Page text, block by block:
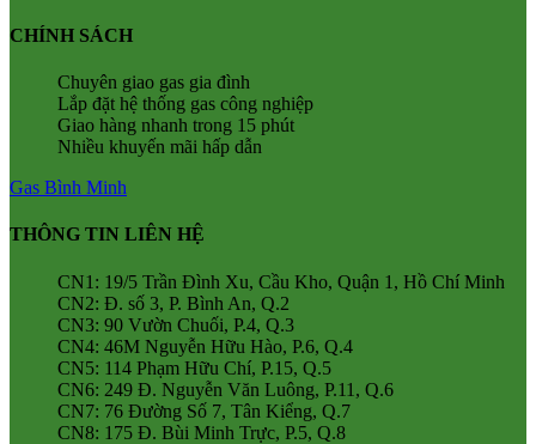
CHÍNH SÁCH
Chuyên giao gas gia đình
Lắp đặt hệ thống gas công nghiệp
Giao hàng nhanh trong 15 phút
Nhiều khuyến mãi hấp dẫn
Gas Bình Minh
THÔNG TIN LIÊN HỆ
CN1: 19/5 Trần Đình Xu, Cầu Kho, Quận 1, Hồ Chí Minh
CN2: Đ. số 3, P. Bình An, Q.2
CN3: 90 Vườn Chuối, P.4, Q.3
CN4: 46M Nguyễn Hữu Hào, P.6, Q.4
CN5: 114 Phạm Hữu Chí, P.15, Q.5
CN6: 249 Đ. Nguyễn Văn Luông, P.11, Q.6
CN7: 76 Đường Số 7, Tân Kiểng, Q.7
CN8: 175 Đ. Bùi Minh Trực, P.5, Q.8